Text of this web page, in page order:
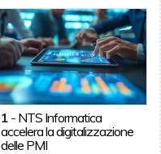
1 - NTS Informatica
accelera la digitalizzazione
delle PMI